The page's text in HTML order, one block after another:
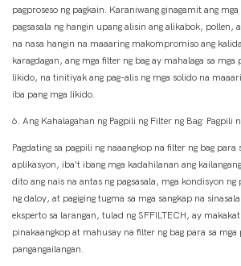
pagproseso ng pagkain. Karaniwang ginagamit ang
pagsasala ng hangin upang alisin ang alikabok, pollen,
na nasa hangin na maaaring makompromiso ang
karagdagan, ang mga filter ng bag ay mahalaga sa mga
likido, na tinitiyak ang pag-alis ng mga solido na
iba pang mga likido.
6. Ang Kahalagahan ng Pagpili ng Filter ng Bag: Pagpili
Pagdating sa pagpili ng naaangkop na filter ng bag
aplikasyon, iba't ibang mga kadahilanan ang
dito ang nais na antas ng pagsasala, mga kondisyon
ng daloy, at pagiging tugma sa mga sangkap na
eksperto sa larangan, tulad ng SFFILTECH, ay
pinakaangkop at mahusay na filter ng bag para sa
pangangailangan.